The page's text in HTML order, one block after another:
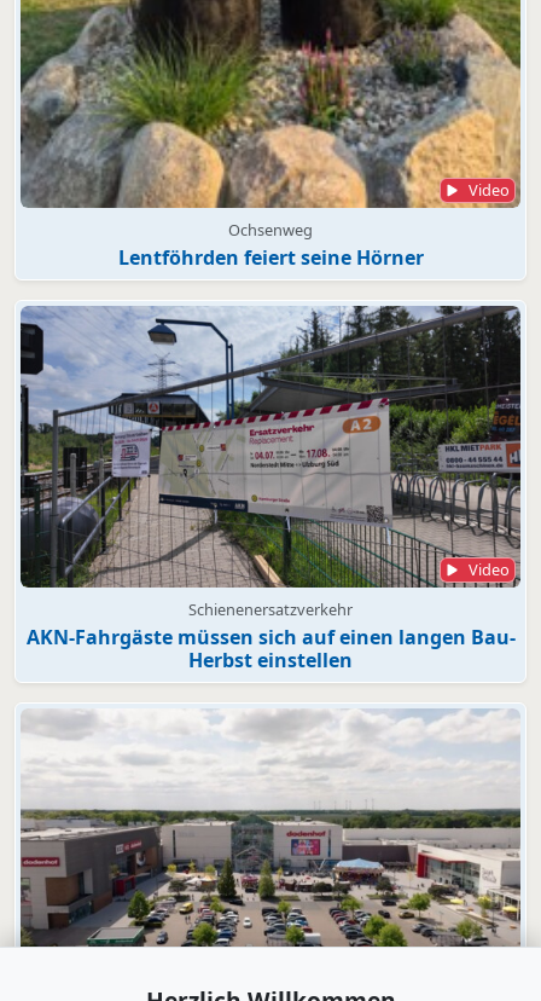
Video
Ochsenweg
Lentföhrden feiert seine Hörner
Video
Schienenersatzverkehr
AKN-Fahrgäste müssen sich auf einen langen Bau-
Herbst einstellen